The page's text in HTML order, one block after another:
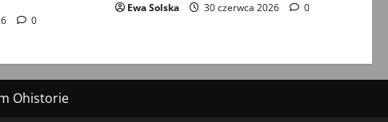
0
Ewa Solska 30 czerwca 2026 0
Ohistorie